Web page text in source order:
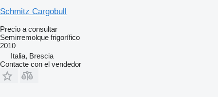
Schmitz Cargobull
Precio a consultar
Semirremolque frigorífico
2010
Italia, Brescia
Contacte con el vendedor